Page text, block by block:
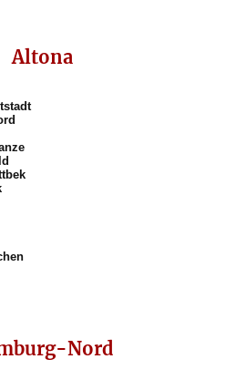
Altona
Nord